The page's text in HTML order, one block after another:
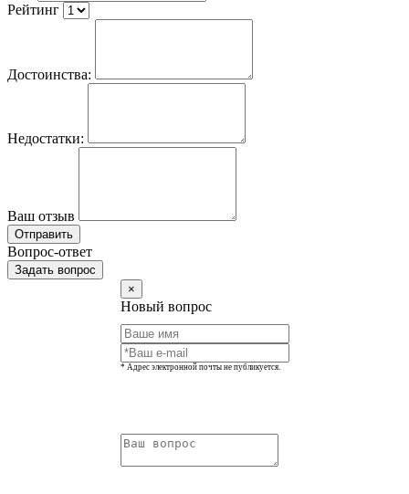
Рейтинг
Достоинства:
Недостатки:
Ваш отзыв
Отправить
Вопрос-ответ
Задать вопрос
×
Новый вопрос
* Адрес электронной почты не публикуется.